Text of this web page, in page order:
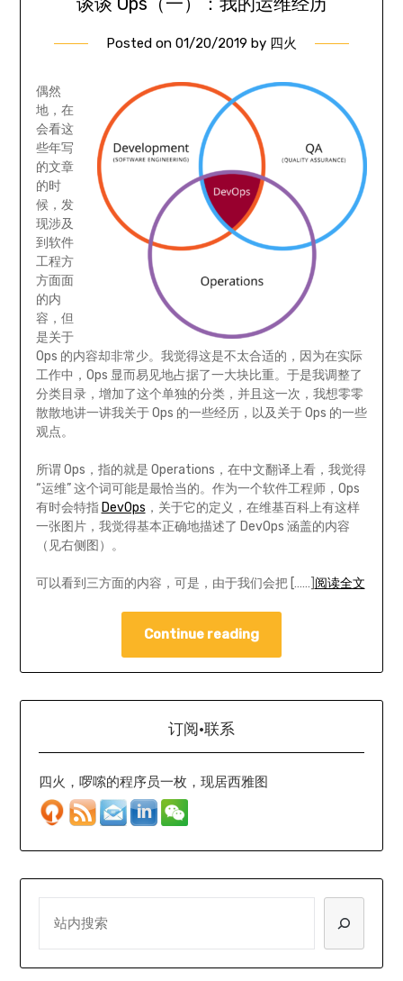
Posted on 01/20/2019 by 四火
偶然
地，在
会看这
些年写
的文章
的时
候，发
现涉及
到软件
工程方
方面面
的内
容，但
是关于
Ops 的内容却非常少。我觉得这是不太合适的，因为在实际
工作中，Ops 显而易见地占据了一大块比重。于是我调整了
分类目录，增加了这个单独的分类，并且这一次，我想零零
散散地讲一讲我关于 Ops 的一些经历，以及关于 Ops 的一些
观点。
所谓 Ops，指的就是 Operations，在中文翻译上看，我觉得
“运维” 这个词可能是最恰当的。作为一个软件工程师，Ops
有时会特指 DevOps ，关于它的定义，在维基百科上有这样
一张图片，我觉得基本正确地描述了 DevOps 涵盖的内容
（见右侧图）。
可以看到三方面的内容，可是，由于我们会把 [……] 阅读全文
Continue reading
订阅·联系
四火，啰嗦的程序员一枚，现居西雅图